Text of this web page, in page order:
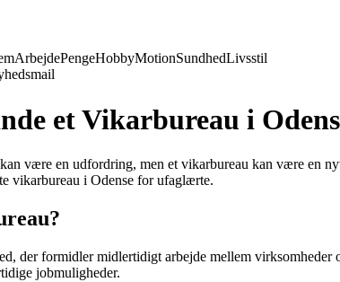
ArbejdePengeHobbyMotionSundhedLivsstil
et Vikarbureau i
være en udfordring, men et vikarbureau kan være en
vikarbureau i Odense for ufaglærte.
der formidler midlertidigt arbejde mellem
jobmuligheder.